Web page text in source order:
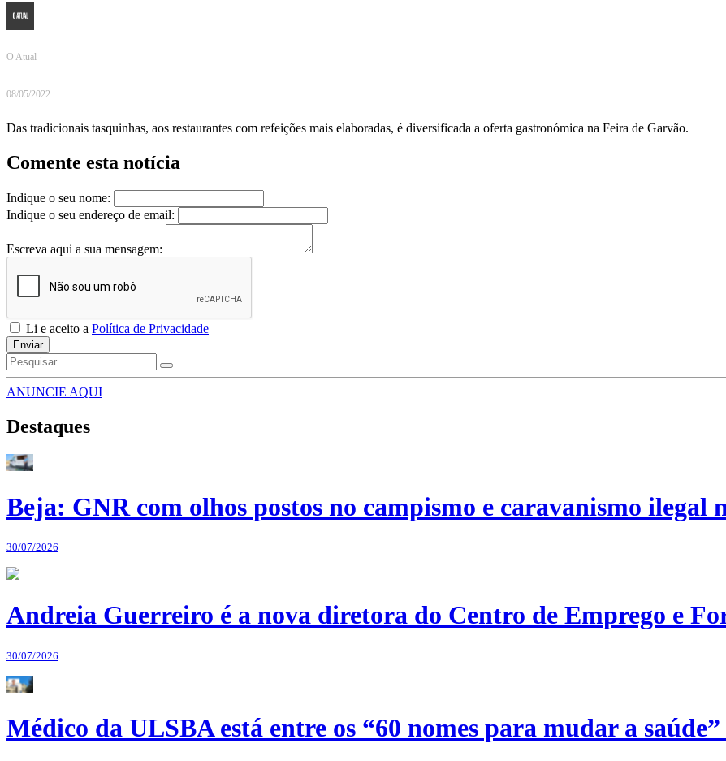
O Atual
08/05/2022
Das tradicionais tasquinhas, aos restaurantes com refeições mais elaboradas, é diversificada a oferta gastronómica na Feira de Garvão.
Comente esta notícia
Indique o seu nome:
Indique o seu endereço de email:
Escreva aqui a sua mensagem:
Li e aceito a Política de Privacidade
Enviar
ANUNCIE AQUI
Destaques
Beja: GNR com olhos postos no campismo e caravanismo ilegal
30/07/2026
Andreia Guerreiro é a nova diretora do Centro de Emprego e
30/07/2026
Médico da ULSBA está entre os “60 nomes para mudar a